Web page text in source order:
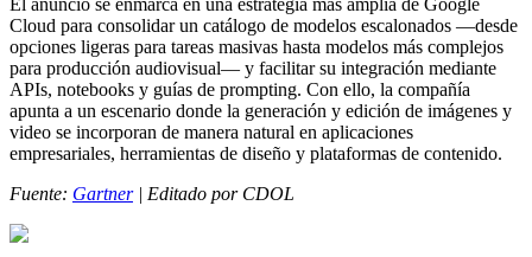
Cloud para consolidar un catálogo de modelos escalonados —desde
opciones ligeras para tareas masivas hasta modelos más complejos
para producción audiovisual— y facilitar su integración mediante
APIs, notebooks y guías de prompting. Con ello, la compañía
apunta a un escenario donde la generación y edición de imágenes y
video se incorporan de manera natural en aplicaciones
empresariales, herramientas de diseño y plataformas de contenido.
Fuente: Gartner| Editado por CDOL